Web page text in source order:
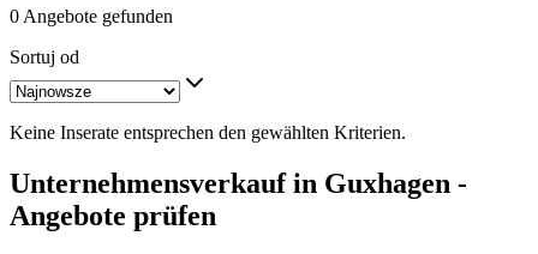
0 Angebote gefunden
Sortuj od
Keine Inserate entsprechen den gewählten Kriterien.
Unternehmensverkauf in Guxhagen -
Angebote prüfen